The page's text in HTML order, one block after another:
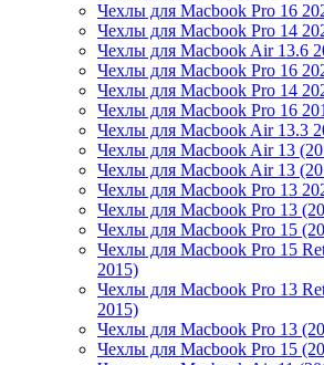
Чехлы для Macbook Pro 16
Чехлы для Macbook Pro 14
Чехлы для Macbook Air 13.6
Чехлы для Macbook Pro 16
Чехлы для Macbook Pro 14
Чехлы для Macbook Pro 16
Чехлы для Macbook Air 13.3
Чехлы для Macbook Air 13
Чехлы для Macbook Air 13
Чехлы для Macbook Pro 13
Чехлы для Macbook Pro 13
Чехлы для Macbook Pro 15
Чехлы для Macbook Pro 15
2015)
Чехлы для Macbook Pro 13
2015)
Чехлы для Macbook Pro 13
Чехлы для Macbook Pro 15